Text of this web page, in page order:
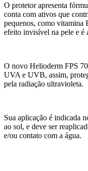
O protetor apresenta
conta com ativos que
pequenos, como vitamina
efeito invisível na pele e é
O novo Helioderm FPS
UVA e UVB, assim,
pela radiação ultravioleta.
Sua aplicação é indicada
ao sol, e deve ser
e/ou contato com a água.